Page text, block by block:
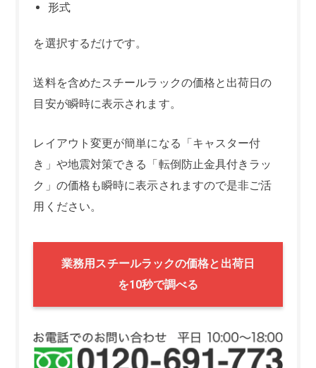
形式
を選択するだけです。
送料を含めたスチールラックの価格と出荷日の
目安が瞬時に表示されます。
レイアウト変更が簡単になる「キャスター付
き」や地震対策できる「転倒防止金具付きラッ
ク」の価格も瞬時に表示されますので是非ご活
用ください。
業務用スチールラックの価格と出荷日
を10秒で調べる